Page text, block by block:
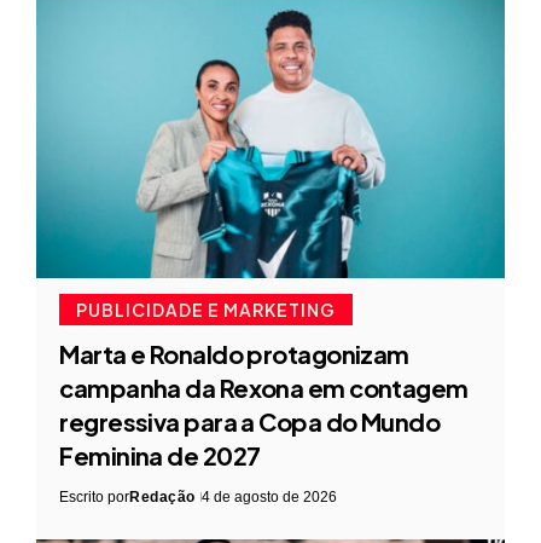
PUBLICIDADE E MARKETING
Marta e Ronaldo protagonizam
campanha da Rexona em contagem
regressiva para a Copa do Mundo
Feminina de 2027
Escrito porRedação 4 de agosto de 2026